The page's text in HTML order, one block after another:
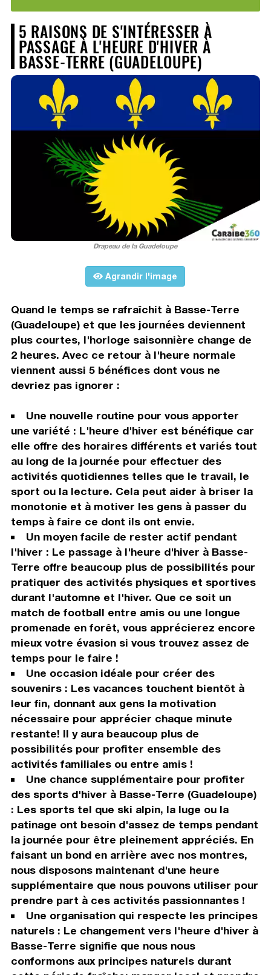
5 RAISONS DE S'INTÉRESSER À
PASSAGE À L'HEURE D'HIVER À
BASSE-TERRE (GUADELOUPE)
Drapeau de la Guadeloupe
Agrandir l'image
Quand le temps se rafraîchit à Basse-Terre
(Guadeloupe) et que les journées deviennent
plus courtes, l'horloge saisonnière change de
2 heures. Avec ce retour à l'heure normale
viennent aussi 5 bénéfices dont vous ne
devriez pas ignorer :
Une nouvelle routine pour vous apporter
une variété : L'heure d'hiver est bénéfique car
elle offre des horaires différents et variés tout
au long de la journée pour effectuer des
activités quotidiennes telles que le travail, le
sport ou la lecture. Cela peut aider à briser la
monotonie et à motiver les gens à passer du
temps à faire ce dont ils ont envie.
Un moyen facile de rester actif pendant
l'hiver : Le passage à l'heure d'hiver à Basse-
Terre offre beaucoup plus de possibilités pour
pratiquer des activités physiques et sportives
durant l'automne et l'hiver. Que ce soit un
match de football entre amis ou une longue
promenade en forêt, vous apprécierez encore
mieux votre évasion si vous trouvez assez de
temps pour le faire !
Une occasion idéale pour créer des
souvenirs : Les vacances touchent bientôt à
leur fin, donnant aux gens la motivation
nécessaire pour apprécier chaque minute
restante! Il y aura beaucoup plus de
possibilités pour profiter ensemble des
activités familiales ou entre amis !
Une chance supplémentaire pour profiter
des sports d'hiver à Basse-Terre (Guadeloupe)
: Les sports tel que ski alpin, la luge ou la
patinage ont besoin d'assez de temps pendant
la journée pour être pleinement appréciés. En
faisant un bond en arrière avec nos montres,
nous disposons maintenant d'une heure
supplémentaire que nous pouvons utiliser pour
prendre part à ces activités passionnantes !
Une organisation qui respecte les principes
naturels : Le changement vers l'heure d'hiver à
Basse-Terre signifie que nous nous
conformons aux principes naturels durant